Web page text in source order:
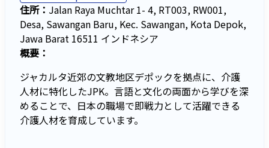
住所： Jalan Raya Muchtar 1- 4, RT003, RW001,
Desa, Sawangan Baru, Kec. Sawangan, Kota Depok,
Jawa Barat 16511 インドネシア
概要：
ジャカルタ近郊の文教地区デポックを拠点に、介護
人材に特化したJPK。言語と文化の両面から学びを深
めることで、日本の職場で即戦力として活躍できる
介護人材を育成しています。